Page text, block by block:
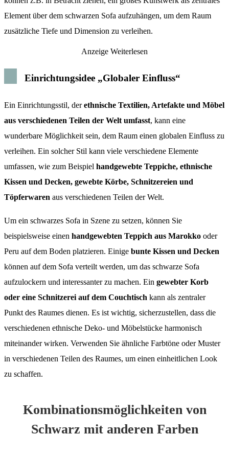
Element über dem schwarzen Sofa aufzuhängen, um dem Raum
zusätzliche Tiefe und Dimension zu verleihen.
Anzeige Weiterlesen
Einrichtungsidee „Globaler Einfluss“
Ein Einrichtungsstil, derethnische Textilien, Artefakte und Möbel
aus verschiedenen Teilen der Welt umfasst, kann eine
wunderbare Möglichkeit sein, dem Raum einen globalen Einfluss zu
verleihen. Ein solcher Stil kann viele verschiedene Elemente
umfassen, wie zum Beispiel handgewebte Teppiche, ethnische
Kissen und Decken, gewebte Körbe, Schnitzereien und
Töpferwaren aus verschiedenen Teilen der Welt.
Um ein schwarzes Sofa in Szene zu setzen, können Sie
beispielsweise einen handgewebten Teppich aus Marokko oder
Peru auf dem Boden platzieren. Einige bunte Kissen und Decken
können auf dem Sofa verteilt werden, um das schwarze Sofa
aufzulockern und interessanter zu machen. Ein gewebter Korb
oder eine Schnitzerei auf dem Couchtisch kann als zentraler
Punkt des Raumes dienen. Es ist wichtig, sicherzustellen, dass die
verschiedenen ethnische Deko- und Möbelstücke harmonisch
miteinander wirken. Verwenden Sie ähnliche Farbtöne oder Muster
in verschiedenen Teilen des Raumes, um einen einheitlichen Look
zu schaffen.
Kombinationsmöglichkeiten von
Schwarz mit anderen Farben